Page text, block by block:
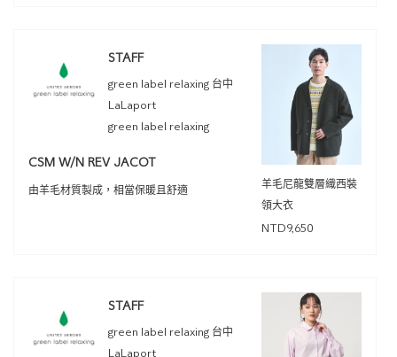
STAFF
green label relaxing 台中
LaLaport
green label relaxing
CSM W/N REV JACOT
由羊毛材質製成，相當保暖且舒適
羊毛尼龍雙層織西裝
領大衣
NTD9,650
STAFF
green label relaxing 台中
LaLaport